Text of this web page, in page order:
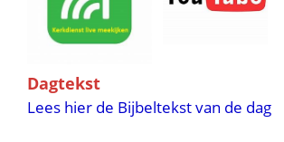
Dagtekst
Lees hier de Bijbeltekst van de dag